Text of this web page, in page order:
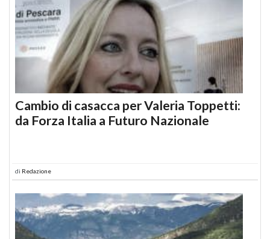
Cambio di casacca per Valeria Toppetti:
da Forza Italia a Futuro Nazionale
di Redazione